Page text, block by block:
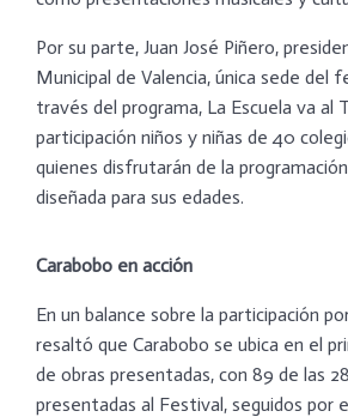
Por su parte, Juan José Piñero,
Municipal de Valencia, única sede del
través del programa, La Escuela va al
participación niños y niñas de 40
quienes disfrutarán de la
diseñada para sus edades.
Carabobo en acción
En un balance sobre la participación
resaltó que Carabobo se ubica en el
de obras presentadas, con 89 de las
presentadas al Festival, seguidos por